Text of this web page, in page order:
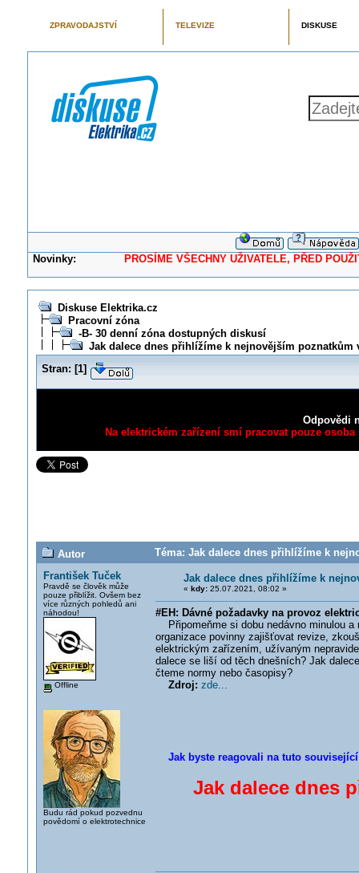
ZPRAVODAJSTVÍ TELEVIZE DISKUSE
Novinky: PROSÍME VŠECHNY UŽIVATELE, PŘED
Diskuse Elektrika.cz
Pracovní zóna
-B- 30 denní zóna dostupných diskusí
Jak dalece dnes přihlížíme k nejnovějším poznatkům
Stran: [1]
Odpovědi
Na elektrickém zařízení smí pracovat pouze
Autor
Téma: Jak dalece dnes přihlížíme k
František Tuček
Pravdě se člověk může
pouze přiblížit. Ovšem bez
více různých pohledů ani
náhodou!
Offline
Budu rád pokud pozvednu
povědomí o elektrotechnice
Jak dalece dnes přihlížíme k
« kdy:25.07.2021, 08:02 »
#EH: Dávné požadavky na provoz
Připomeňme si dobu nedávno minulou
organizace povinny zajišťovat revize,
elektrickým zařízením, užívaným
dalece se liší od těch dnešních? Jak
čteme normy nebo časopisy?
Zdroj: zde...
Jak byste reagovali na tuto
Jak dalece dnes